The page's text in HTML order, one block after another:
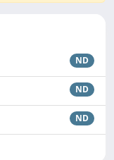
ND
ND
ND